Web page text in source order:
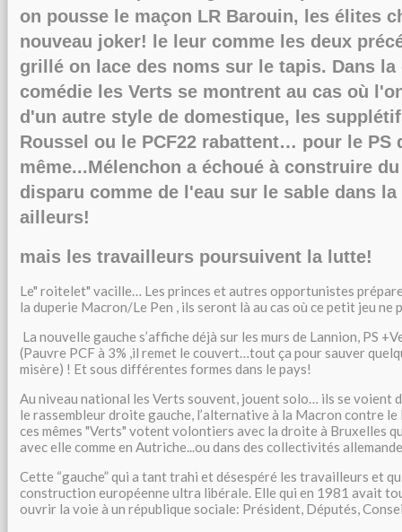
on pousse le maçon LR Barouin, les élites
nouveau joker! le leur comme les deux
grillé on lace des noms sur le tapis. Dans la
comédie les Verts se montrent au cas où
d'un autre style de domestique, les
Roussel ou le PCF22 rabattent… pour le PS
même...Mélenchon a échoué à construire
disparu comme de l'eau sur le sable dans
ailleurs!
mais les travailleurs poursuivent la lutte!
Le" roitelet" vacille… Les princes et autres opportunistes
la duperie Macron/Le Pen , ils seront là au cas où ce petit jeu ne
La nouvelle gauche s’affiche déjà sur les murs de Lannion, PS
(Pauvre PCF à 3% ,il remet le couvert…tout ça pour sauver
misère) ! Et sous différentes formes dans le pays!
Au niveau national les Verts souvent, jouent solo… ils se voient
le rassembleur droite gauche, l’alternative à la Macron contre
ces mêmes "Verts" votent volontiers avec la droite à Bruxelles
avec elle comme en Autriche...ou dans des collectivités
Cette “gauche” qui a tant trahi et désespéré les travailleurs et
construction européenne ultra libérale. Elle qui en 1981 avait
ouvrir la voie à un république sociale: Président, Députés,